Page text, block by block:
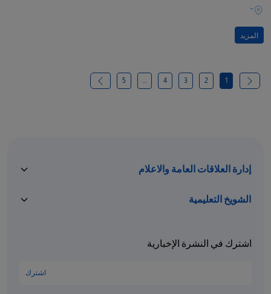
-
المزيد
1
2
3
4
...
5
إدارة العلاقات العامة والاعلام
الشويخ التعليمية
اشترك في النشرة الإخبارية
اشترك